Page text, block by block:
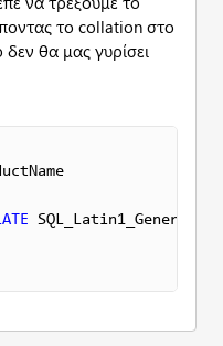
το collation στο
δεν θα μας γυρίσει